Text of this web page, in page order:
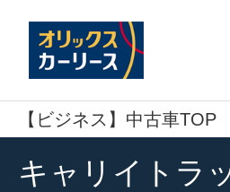
【ビジネス】中古車TOP
キャリイトラ